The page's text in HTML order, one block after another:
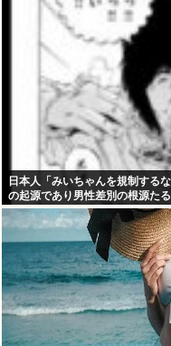
日本人「みいちゃんを規制する
の起源であり男性差別の根源た